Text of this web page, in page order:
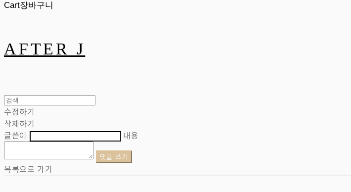
Cart장바구니
AFTER J
수정하기
삭제하기
글쓴이
내용
댓글 쓰기
목록으로 가기